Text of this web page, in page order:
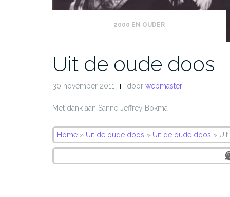
2000 EN OUDER
Uit de oude doos
30 november 2011 door webmaster
Met dank aan Sanne Jeffrey Bokma
Home » Uit de oude doos » Uit de oude doos »